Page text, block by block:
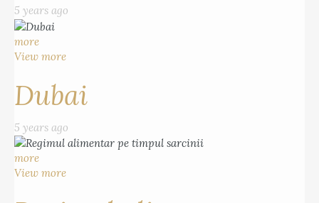
5 years ago
more
View more
Dubai
5 years ago
more
View more